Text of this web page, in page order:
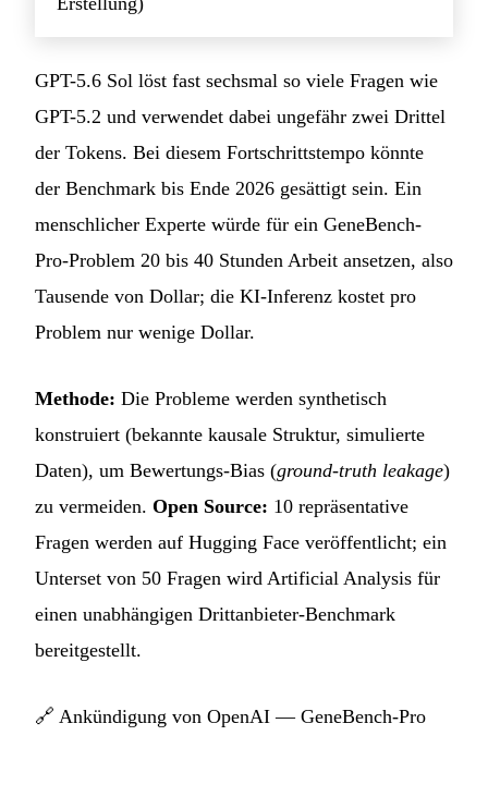
GPT-5.6 Sol löst fast sechsmal so viele Fragen wie
GPT-5.2 und verwendet dabei ungefähr zwei Drittel
der Tokens. Bei diesem Fortschrittstempo könnte
der Benchmark bis Ende 2026 gesättigt sein. Ein
menschlicher Experte würde für ein GeneBench-
Pro-Problem 20 bis 40 Stunden Arbeit ansetzen, also
Tausende von Dollar; die KI-Inferenz kostet pro
Problem nur wenige Dollar.
Methode: Die Probleme werden synthetisch
konstruiert (bekannte kausale Struktur, simulierte
Daten), um Bewertungs-Bias (ground-truth leakage)
zu vermeiden. Open Source: 10 repräsentative
Fragen werden auf Hugging Face veröffentlicht; ein
Unterset von 50 Fragen wird Artificial Analysis für
einen unabhängigen Drittanbieter-Benchmark
bereitgestellt.
🔗 Ankündigung von OpenAI — GeneBench-Pro